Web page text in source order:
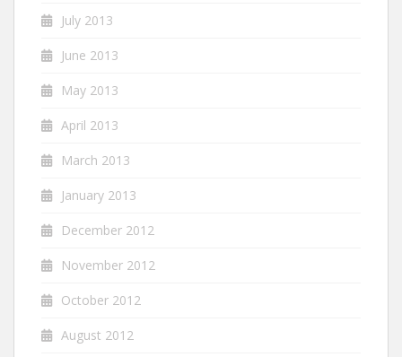
July 2013
June 2013
May 2013
April 2013
March 2013
January 2013
December 2012
November 2012
October 2012
August 2012